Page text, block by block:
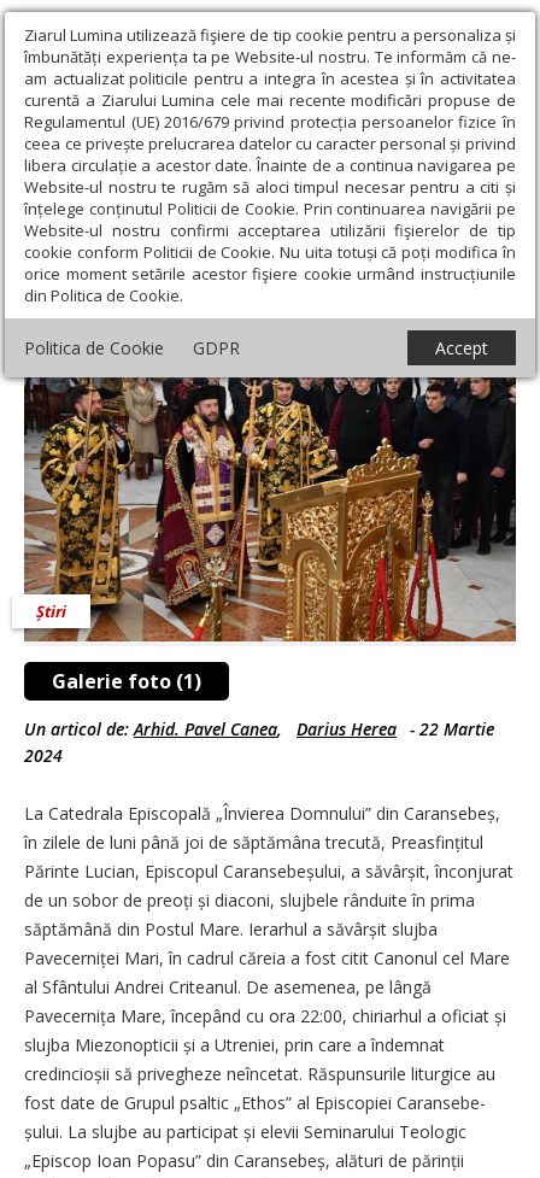
Ziarul Lumina utilizează fişiere de tip cookie pentru a personaliza și
îmbunătăți experiența ta pe Website-ul nostru. Te informăm că ne-
am actualizat politicile pentru a integra în acestea și în activitatea
curentă a Ziarului Lumina cele mai recente modificări propuse de
Regulamentul (UE) 2016/679 privind protecția persoanelor fizice în
ceea ce privește prelucrarea datelor cu caracter personal și privind
libera circulație a acestor date. Înainte de a continua navigarea pe
Website-ul nostru te rugăm să aloci timpul necesar pentru a citi și
înțelege conținutul Politicii de Cookie. Prin continuarea navigării pe
Website-ul nostru confirmi acceptarea utilizării fişierelor de tip
cookie conform Politicii de Cookie. Nu uita totuși că poți modifica în
orice moment setările acestor fişiere cookie urmând instrucțiunile
din Politica de Cookie.
Politica de Cookie GDPR Accept
Ziarul Lumina › Actualitate religioasă › Știri › Săptămâna
duhovnicească la Caransebeș
Săptămâna duhovnicească la Caransebeș
Galerie foto (1)
Știri
Un articol de:Arhid. Pavel Canea, Darius Herea - 22 Martie
2024
La Catedrala Episcopală „Învierea Domnului” din Caranse­beș,
în zilele de luni până joi de săptămâna trecută, Preasfințitul
Părinte Lucian, Episcopul Caransebe­șului, a săvârșit, înconjurat
de un sobor de preoți și diaconi, slujbele rânduite în prima
săptămână din Postul Mare. Ierarhul a săvârșit slujba
Pavecerniței Mari, în cadrul căreia a fost citit Canonul cel Mare
al Sfântului Andrei Criteanul. De asemenea, pe lângă
Pavecernița Mare, începând cu ora 22:00, chiriarhul a oficiat și
slujba Miezonopticii și a Utreniei, prin care a îndemnat
credincioșii să privegheze neîncetat. Răspunsurile liturgice au
fost date de Grupul psaltic ­„Ethos” al Episcopiei Caransebe­
șului. La slujbe au participat și elevii Seminarului Teologic
„Episcop Ioan Popasu” din Caransebeș, alături de părinții